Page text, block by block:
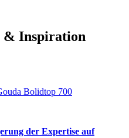
& Inspiration
der Expertise auf